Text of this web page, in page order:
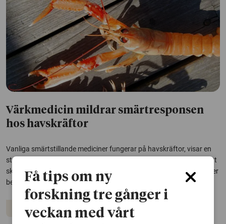
Värkmedicin mildrar smärtresponsen
hos havskräftor
Vanliga smärtstillande mediciner fungerar på havskräftor, visar en
studie från Göteborgs universitet. Det är ytterligare ett tecken på att
skaldjur kan känna smärta och att skonsammare avlivningsmetoder
behöver utvecklas, menar forskarna.
Djur
Få tips om ny
forskning tre gånger i
veckan med vårt